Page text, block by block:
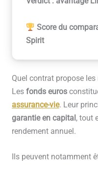
Score du
Spirit
Quel contrat propose
Les fonds euros
assurance-vie. Leur
garantie en capital , tout
rendement annuel.
Ils peuvent notamment